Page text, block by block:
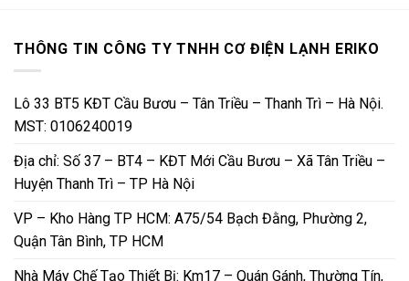
THÔNG TIN CÔNG TY TNHH CƠ ĐIỆN LẠNH ERIKO
Lô 33 BT5 KĐT Cầu Bươu – Tân Triều – Thanh Trì – Hà Nội.
MST: 0106240019
Địa chỉ: Số 37 – BT4 – KĐT Mới Cầu Bươu – Xã Tân Triều –
Huyện Thanh Trì – TP Hà Nội
VP – Kho Hàng TP HCM: A75/54 Bạch Đằng, Phường 2,
Quận Tân Bình, TP HCM
Nhà Máy Chế Tạo Thiết Bị: Km17 – Quán Gánh, Thường Tín,